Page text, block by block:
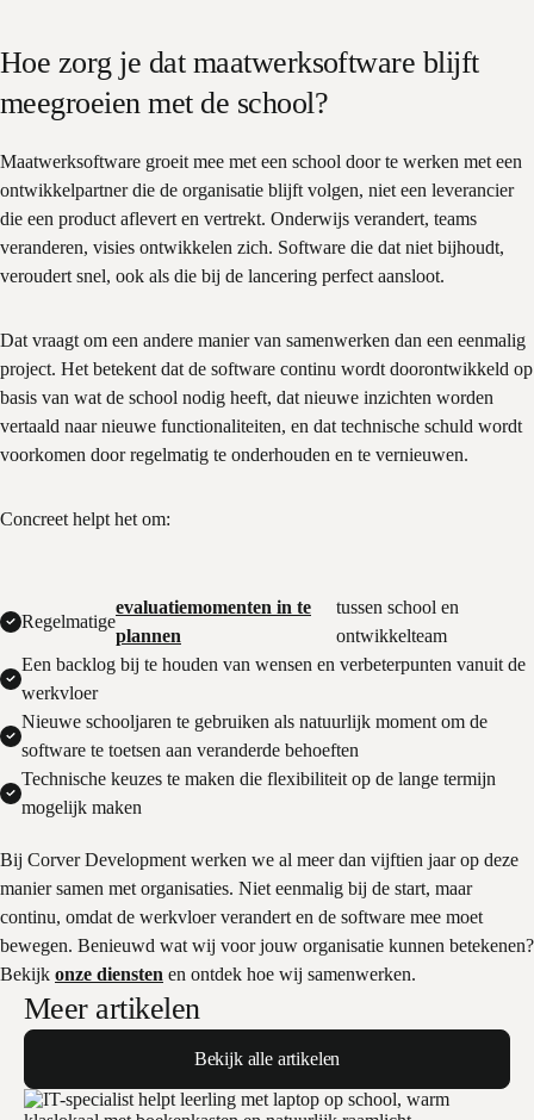
Hoe zorg je dat maatwerksoftware blijft
meegroeien met de school?
Maatwerksoftware groeit mee met een school door te werken met een
ontwikkelpartner die de organisatie blijft volgen, niet een leverancier
die een product aflevert en vertrekt. Onderwijs verandert, teams
veranderen, visies ontwikkelen zich. Software die dat niet bijhoudt,
veroudert snel, ook als die bij de lancering perfect aansloot.
Dat vraagt om een andere manier van samenwerken dan een eenmalig
project. Het betekent dat de software continu wordt doorontwikkeld op
basis van wat de school nodig heeft, dat nieuwe inzichten worden
vertaald naar nieuwe functionaliteiten, en dat technische schuld wordt
voorkomen door regelmatig te onderhouden en te vernieuwen.
Concreet helpt het om:
Regelmatige
evaluatiemomenten in te
plannen
tussen school en
ontwikkelteam
Een backlog bij te houden van wensen en verbeterpunten vanuit de
werkvloer
Nieuwe schooljaren te gebruiken als natuurlijk moment om de
software te toetsen aan veranderde behoeften
Technische keuzes te maken die flexibiliteit op de lange termijn
mogelijk maken
Bij Corver Development werken we al meer dan vijftien jaar op deze
manier samen met organisaties. Niet eenmalig bij de start, maar
continu, omdat de werkvloer verandert en de software mee moet
bewegen. Benieuwd wat wij voor jouw organisatie kunnen betekenen?
Bekijk onze diensten en ontdek hoe wij samenwerken.
Meer artikelen
Bekijk alle artikelen